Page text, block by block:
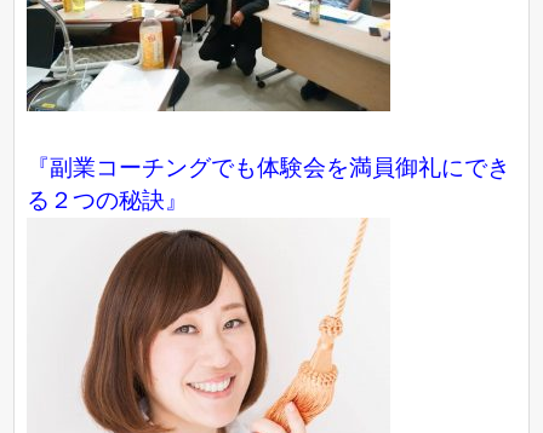
『副業コーチングでも体験会を満員御礼にでき
る２つの秘訣』